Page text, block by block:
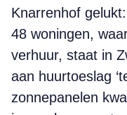
Knarrenhof
48 woningen,
verhuur, staat in
aan huurtoeslag
zonnepanelen